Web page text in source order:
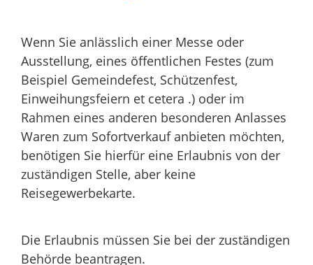
Wenn Sie anlässlich einer Messe oder
Ausstellung, eines öffentlichen Festes (zum
Beispiel Gemeindefest, Schützenfest,
Einweihungsfeiern et cetera .) oder im
Rahmen eines anderen besonderen Anlasses
Waren zum Sofortverkauf anbieten möchten,
benötigen Sie hierfür eine Erlaubnis von der
zuständigen Stelle, aber keine
Reisegewerbekarte.
Die Erlaubnis müssen Sie bei der zuständigen
Behörde beantragen.